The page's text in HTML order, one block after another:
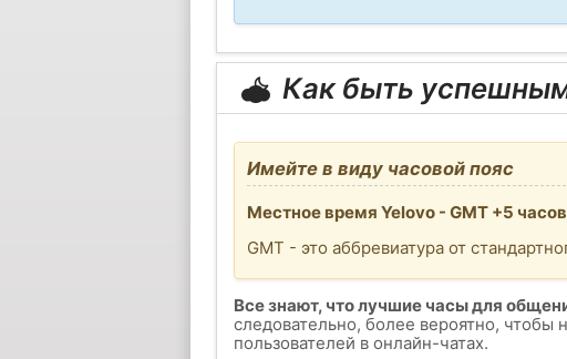
Как быть
Имейте в виду часовой пояс
Местное время Yelovo - GMT +5
GMT - это аббревиатура от
Все знают, что лучшие часы для
следовательно, более вероятно, чтобы
пользователей в онлайн-чатах.